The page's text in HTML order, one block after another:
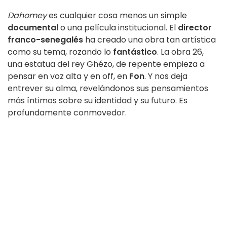
Dahomeyes cualquier cosa menos un simple
documentalo una película institucional. El director
franco-senegalés ha creado una obra tan artística
como su tema, rozando lo fantástico. La obra 26,
una estatua del rey Ghézo, de repente empieza a
pensar en voz alta y en off, en Fon. Y nos deja
entrever su alma, revelándonos sus pensamientos
más íntimos sobre su identidad y su futuro. Es
profundamente conmovedor.